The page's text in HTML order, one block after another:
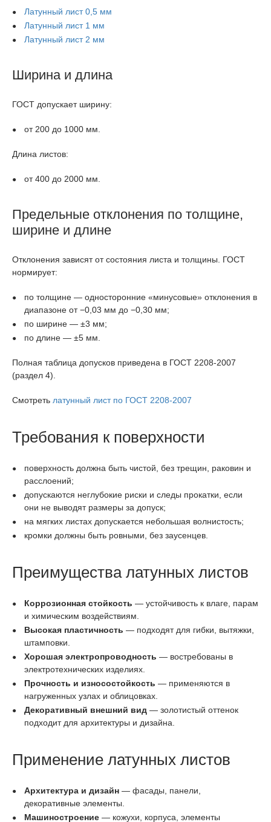
Латунный лист 0,5 мм
Латунный лист 1 мм
Латунный лист 2 мм
Ширина и длина
ГОСТ допускает ширину:
от 200 до 1000 мм.
Длина листов:
от 400 до 2000 мм.
Предельные отклонения по толщине,
ширине и длине
Отклонения зависят от состояния листа и толщины. ГОСТ
нормирует:
по толщине — односторонние «минусовые» отклонения в
диапазоне от −0,03 мм до −0,30 мм;
по ширине — ±3 мм;
по длине — ±5 мм.
Полная таблица допусков приведена в ГОСТ 2208-2007
(раздел 4).
Смотреть латунный лист по ГОСТ 2208-2007
Требования к поверхности
поверхность должна быть чистой, без трещин, раковин и
расслоений;
допускаются неглубокие риски и следы прокатки, если
они не выводят размеры за допуск;
на мягких листах допускается небольшая волнистость;
кромки должны быть ровными, без заусенцев.
Преимущества латунных листов
Коррозионная стойкость — устойчивость к влаге, парам
и химическим воздействиям.
Высокая пластичность — подходят для гибки, вытяжки,
штамповки.
Хорошая электропроводность — востребованы в
электротехнических изделиях.
Прочность и износостойкость — применяются в
нагруженных узлах и облицовках.
Декоративный внешний вид — золотистый оттенок
подходит для архитектуры и дизайна.
Применение латунных листов
Архитектура и дизайн — фасады, панели,
декоративные элементы.
Машиностроение — кожухи, корпуса, элементы